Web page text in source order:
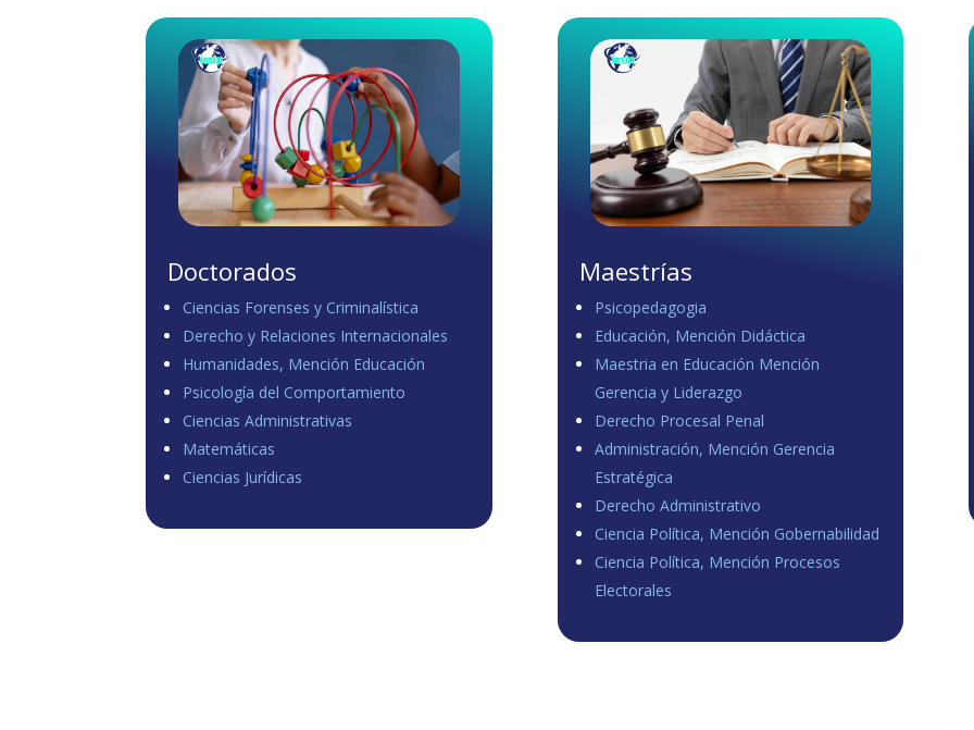
Doctorados
Ciencias Forenses y Criminalística
Derecho y Relaciones Internacionales
Humanidades, Mención Educación
Psicología del Comportamiento
Ciencias Administrativas
Matemáticas
Ciencias Jurídicas
Maestrías
Psicopedagogia
Educación, Mención Didáctica
Maestria en Educación Mención
Gerencia y Liderazgo
Derecho Procesal Penal
Administración, Mención Gerencia
Estratégica
Derecho Administrativo
Ciencia Política, Mención Gobernabilidad
Ciencia Política, Mención Procesos
Electorales